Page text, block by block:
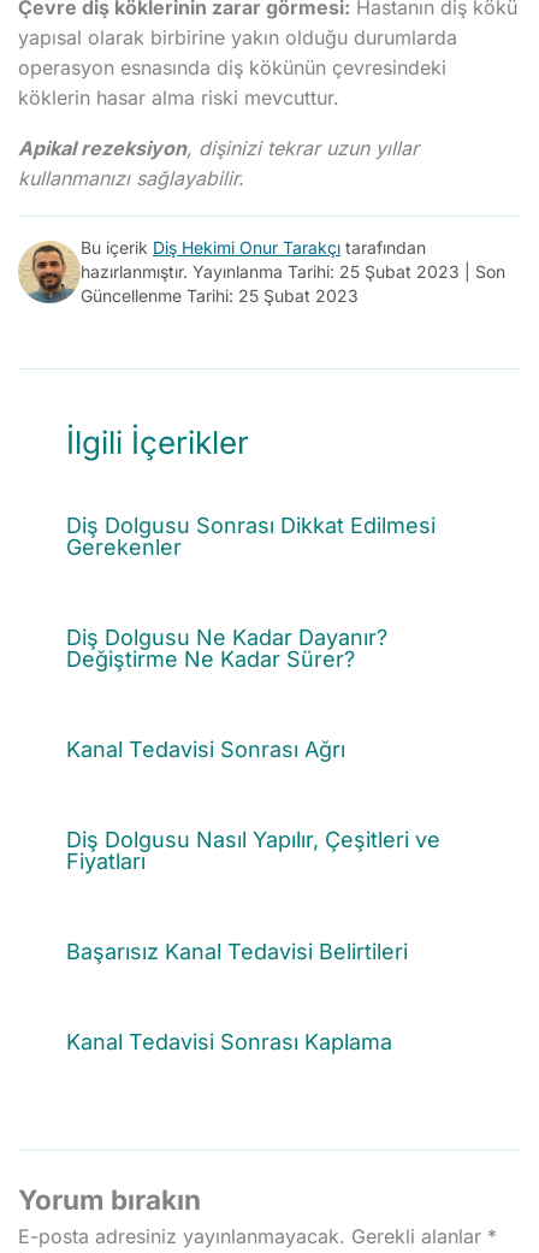
Çevre diş köklerinin zarar görmesi: Hastanın diş kökü
yapısal olarak birbirine yakın olduğu durumlarda
operasyon esnasında diş kökünün çevresindeki
köklerin hasar alma riski mevcuttur.
Apikal rezeksiyon, dişinizi tekrar uzun yıllar
kullanmanızı sağlayabilir.
Bu içerik Diş Hekimi Onur Tarakçı tarafından
hazırlanmıştır. Yayınlanma Tarihi: 25 Şubat 2023 | Son
Güncellenme Tarihi: 25 Şubat 2023
İlgili İçerikler
Diş Dolgusu Sonrası Dikkat Edilmesi
Gerekenler
Diş Dolgusu Ne Kadar Dayanır?
Değiştirme Ne Kadar Sürer?
Kanal Tedavisi Sonrası Ağrı
Diş Dolgusu Nasıl Yapılır, Çeşitleri ve
Fiyatları
Başarısız Kanal Tedavisi Belirtileri
Kanal Tedavisi Sonrası Kaplama
Yorum bırakın
E-posta adresiniz yayınlanmayacak. Gerekli alanlar *